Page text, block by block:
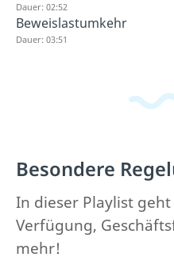
Dauer: 02:52
Beweislastumkehr
Dauer: 03:51
Besondere
In dieser Playlist
Verfügung,
mehr!